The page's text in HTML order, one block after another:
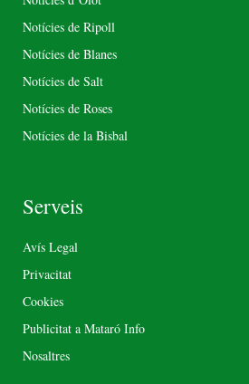
Notícies de Ripoll
Notícies de Blanes
Notícies de Salt
Notícies de Roses
Notícies de la Bisbal
Serveis
Avís Legal
Privacitat
Cookies
Publicitat a Mataró Info
Nosaltres